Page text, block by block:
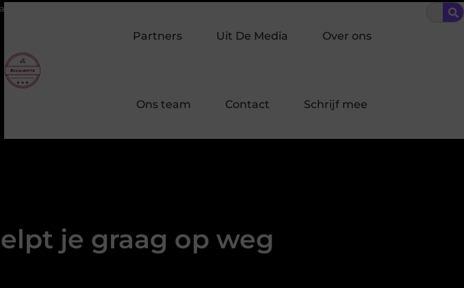
tot de Gouden Driehoek: welke inbraakpreventie past bij jouw buurt in Laren? Bescherming op
Partners Uit De Media Over ons
Ons team Contact Schrijf mee
je graag op weg